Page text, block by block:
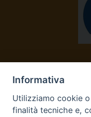
Informativa
Utilizziamo cookie
finalità tecniche e,